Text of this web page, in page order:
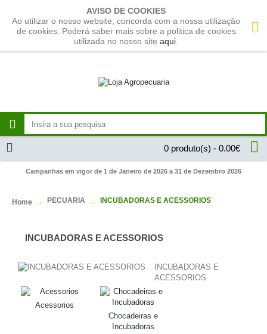
AVISO DE COOKIES
Ao utilizar o nosso website, concorda com a nossa utilização
de cookies. Poderá saber mais sobre a politica de cookies
utilizada no nosso site aqui
0 produto(s) - 0.00€
Campanhas em vigor de 1 de Janeiro de 2026 a 31 de Dezembro 2026
Home PECUARIA INCUBADORAS E ACESSORIOS
INCUBADORAS E ACESSORIOS
INCUBADORAS E
ACESSORIOS
Acessorios
Chocadeiras e
Incubadoras